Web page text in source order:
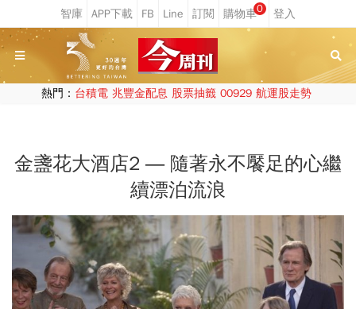
0
熱門： 台積電 兆豐金配息 股票抽籤 00929 航運股走勢
金盞花大酒店2 ― 隨著永不饜足的心繼
續漂泊流浪